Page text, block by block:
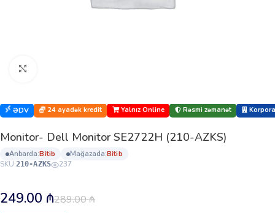
ƏDV 24 ayadək kredit Yalnız Online Rəsmi zəmanət
Monitor- Dell Monitor SE2722H (210-AZKS)
anbarda: bi̇ti̇b mağazada: bi̇ti̇b
SKU:210-AZKS 237
289.00₼
249.00 ₼